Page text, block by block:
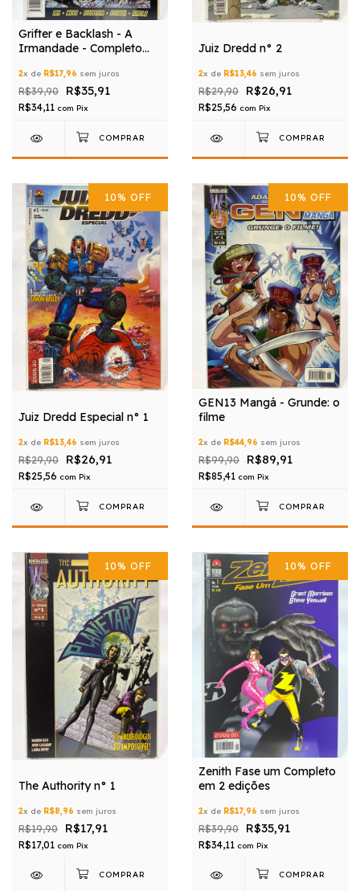
Grifter e Backlash - A
Irmandade - Completo
2x de R$17,96 sem juros
R$39,90 R$35,91
R$34,11 com Pix
Juiz Dredd n° 2
2x de R$13,46 sem juros
R$29,90 R$26,91
R$25,56 com Pix
10% OFF
Juiz Dredd Especial n° 1
2x de R$13,46 sem juros
R$29,90 R$26,91
R$25,56 com Pix
10% OFF
GEN13 Mangá - Grunde: o
filme
2x de R$44,96 sem juros
R$99,90 R$89,91
R$85,41 com Pix
10% OFF
The Authority n° 1
2x de R$8,96 sem juros
R$19,90 R$17,91
R$17,01 com Pix
10% OFF
Zenith Fase um Completo
em 2 edições
2x de R$17,96 sem juros
R$39,90 R$35,91
R$34,11 com Pix